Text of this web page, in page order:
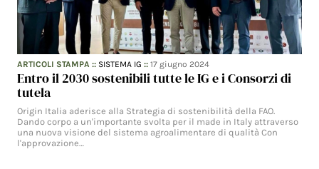
ARTICOLI STAMPA :: SISTEMA IG ::17 giugno 2024
Entro il 2030 sostenibili tutte le IG e i Consorzi di
tutela
Origin Italia aderisce alla Strategia di sostenibilità della FAO.
Dando corpo a un'importante svolta per il made in Italy attraverso
una nuova visione del sistema agroalimentare di qualità Con
l'approvazione…